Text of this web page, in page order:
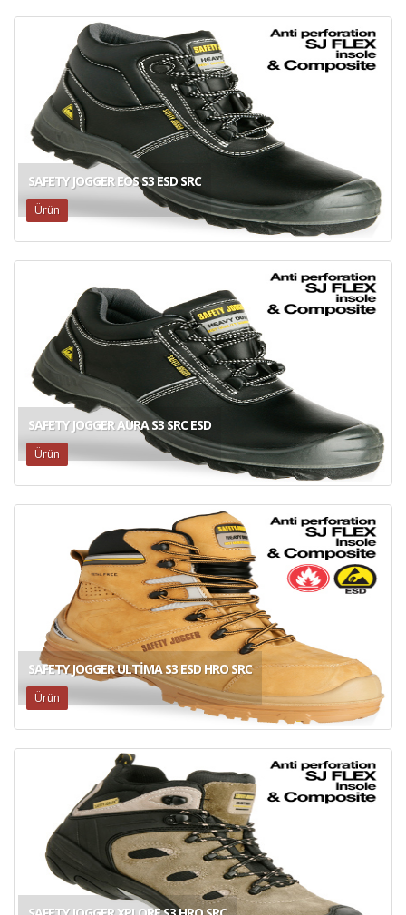
SAFETY JOGGER EOS S3 ESD SRC
Ürün
SAFETY JOGGER AURA S3 SRC ESD
Ürün
SAFETY JOGGER ULTIMA S3 ESD HRO SRC
Ürün